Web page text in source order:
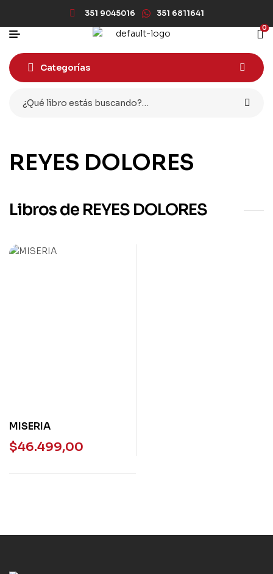
351 9045016 351 6811641
0
Categorías
REYES DOLORES
Libros de REYES DOLORES
MISERIA
$46.499,00